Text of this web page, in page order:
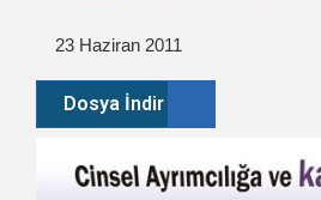
23 Haziran 2011
Dosya İndir